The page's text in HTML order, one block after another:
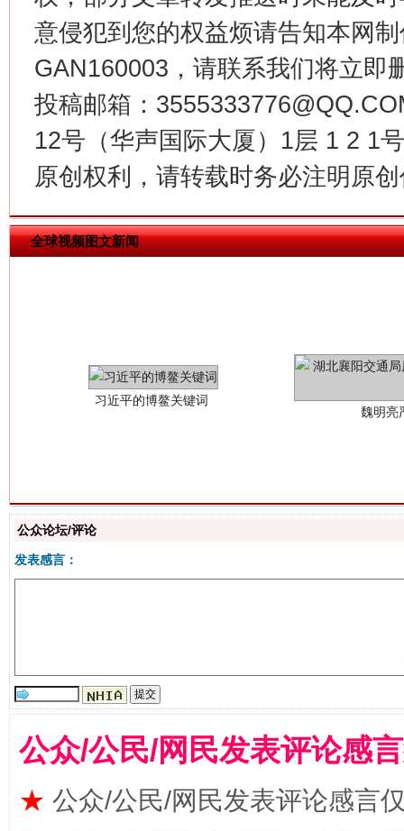
意侵犯到您的权益烦请告知本网
GAN160003，请联系我们将立即
投稿邮箱：
12号（华声国际大厦）1层 1 2 1
原创权利，请转载时务必注明原
全球视频图文新闻
在谋一域中谋全局
今
公众论坛/评论
发表感言：
公众/公民/网民发表评论感
★ 公众/公民/网民发表评论感言